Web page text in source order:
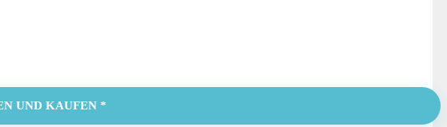
UND KAUFEN *